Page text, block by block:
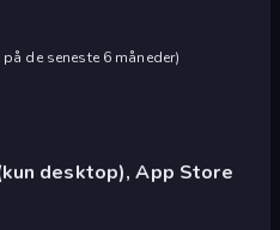
på de seneste 6 måneder)
desktop), App Store